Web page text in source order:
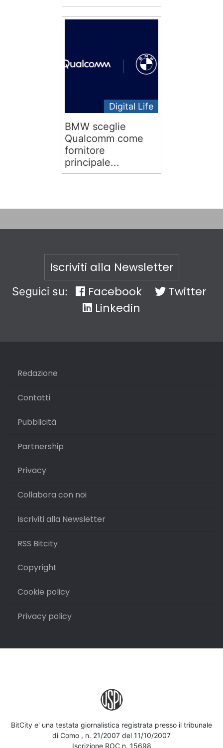
Digital Life
BMW sceglie
Qualcomm come
fornitore
principale...
Iscriviti alla Newsletter
Seguici su: Facebook
Twitter
Linkedin
Redazione
Contatti
Pubblicità
Partnership
Privacy
Collabora con noi
Iscriviti alla Newsletter
RSS Bitcity
Copyright
Cookie policy
Privacy policy
BitCity e' una testata giornalistica registrata presso il tribunale
di Como , n. 21/2007 del 11/10/2007
Iscrizione ROC n. 15698